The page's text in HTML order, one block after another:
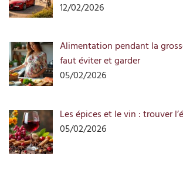
12/02/2026
Alimentation pendant la
faut éviter et garder
05/02/2026
Les épices et le vin : trouver
05/02/2026